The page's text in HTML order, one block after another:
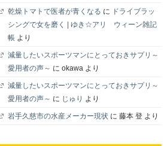
乾燥トマトで医者が青くなる に ドライブラッ
シングで女を磨く | ゆき☆アリ ウィーン雑記
帳 より
減量したいスポーツマンにとっておきサプリ～
愛用者の声～ に okawa より
減量したいスポーツマンにとっておきサプリ～
愛用者の声～ に じゅり より
岩手久慈市の水産メーカー現状 に 藤本 登 より